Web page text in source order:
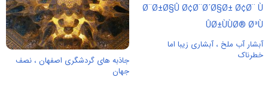
آبشار آب ملخ ، آبشاری زیبا اما
خطرناک
جاذبه های گردشگری اصفهان ، نصف
جهان